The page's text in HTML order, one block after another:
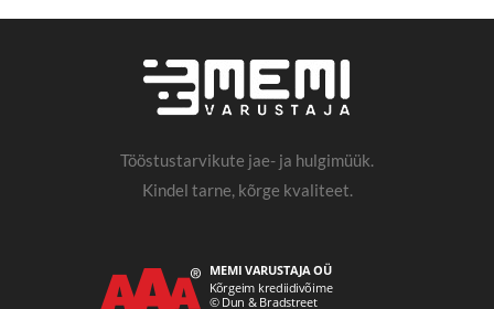
Tööstustarvikute jae- ja hulgimüük.
Kindel tarne, kõrge kvaliteet.